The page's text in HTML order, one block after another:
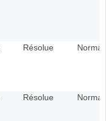
Résolue Normal
Résolue Normal